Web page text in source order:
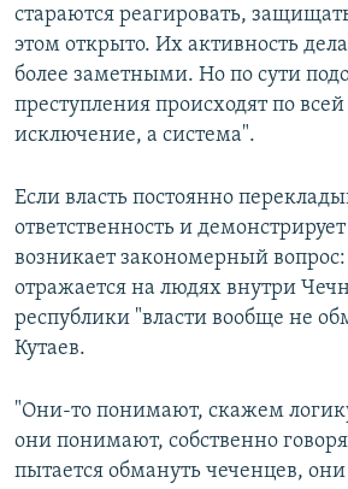
стараются реагировать,
этом открыто. Их активность
более заметными. Но по сути
преступления происходят по всей
исключение, а система".
Если власть постоянно
ответственность и демонстрирует
возникает закономерный вопрос:
отражается на людях внутри
республики "власти вообще не
Кутаев.
"Они-то понимают, скажем
они понимают, собственно
пытается обмануть чеченцев, они